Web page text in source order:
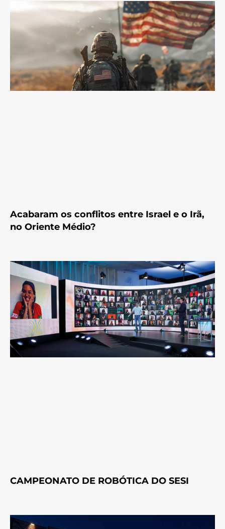
Acabaram os conflitos entre Israel e o Irã,
no Oriente Médio?
CAMPEONATO DE ROBÓTICA DO SESI